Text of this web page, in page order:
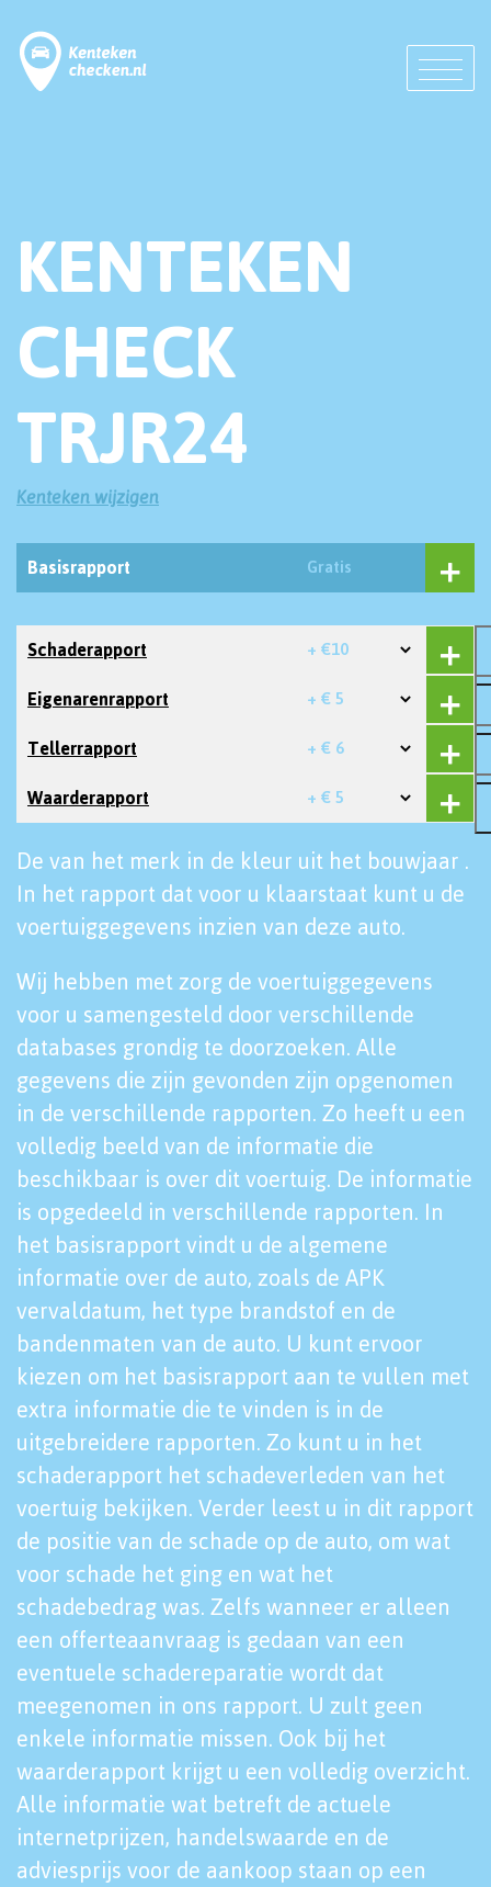
KENTEKEN
CHECK
TRJR24
Kenteken wijzigen
Basisrapport Gratis
Schaderapport + €10
Eigenarenrapport + € 5
Tellerrapport + € 6
Waarderapport + € 5
De van het merk in de kleur uit het bouwjaar .
In het rapport dat voor u klaarstaat kunt u de
voertuiggegevens inzien van deze auto.
Wij hebben met zorg de voertuiggegevens
voor u samengesteld door verschillende
databases grondig te doorzoeken. Alle
gegevens die zijn gevonden zijn opgenomen
in de verschillende rapporten. Zo heeft u een
volledig beeld van de informatie die
beschikbaar is over dit voertuig. De informatie
is opgedeeld in verschillende rapporten. In
het basisrapport vindt u de algemene
informatie over de auto, zoals de APK
vervaldatum, het type brandstof en de
bandenmaten van de auto. U kunt ervoor
kiezen om het basisrapport aan te vullen met
extra informatie die te vinden is in de
uitgebreidere rapporten. Zo kunt u in het
schaderapport het schadeverleden van het
voertuig bekijken. Verder leest u in dit rapport
de positie van de schade op de auto, om wat
voor schade het ging en wat het
schadebedrag was. Zelfs wanneer er alleen
een offerteaanvraag is gedaan van een
eventuele schadereparatie wordt dat
meegenomen in ons rapport. U zult geen
enkele informatie missen. Ook bij het
waarderapport krijgt u een volledig overzicht.
Alle informatie wat betreft de actuele
internetprijzen, handelswaarde en de
adviesprijs voor de aankoop staan op een